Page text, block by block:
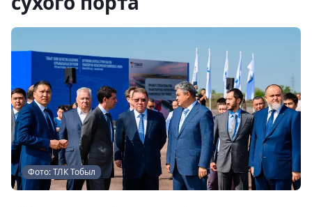
Фото: ТЛК Тобыл